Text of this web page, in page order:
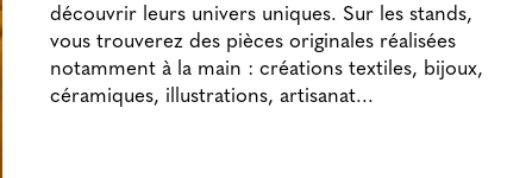
découvrir leurs univers uniques. Sur les stands,
vous trouverez des pièces originales réalisées
notamment à la main : créations textiles, bijoux,
céramiques, illustrations, artisanat...